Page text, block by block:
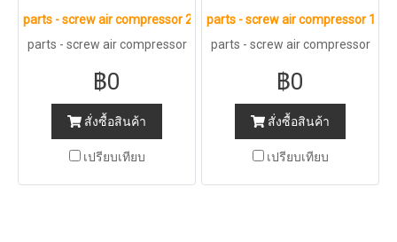
parts - screw air compressor 2
parts - screw air compressor
฿0
สั่งซื้อสินค้า
เปรียบเทียบ
parts - screw air compressor 1
parts - screw air compressor
฿0
สั่งซื้อสินค้า
เปรียบเทียบ